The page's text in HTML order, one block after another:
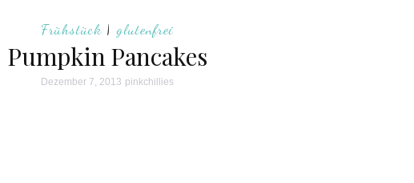
Frühstück | glutenfrei
Pumpkin Pancakes
Dezember 7, 2013 pinkchillies